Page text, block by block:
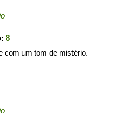
8
com um tom de mistério.